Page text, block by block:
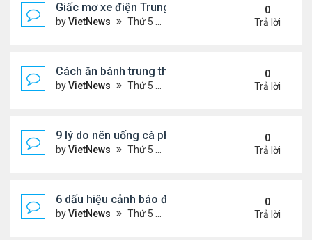
Giấc mơ xe điện Trung Quốc: Các hãng công
byVietNews Thứ 5 Tháng 8 18, 2022 5:28 pm
0
Trả lời
Cách ăn bánh trung thu không lo béo
byVietNews Thứ 5 Tháng 8 18, 2022 5:25 pm
0
Trả lời
9 lý do nên uống cà phê mỗi ngày
byVietNews Thứ 5 Tháng 8 18, 2022 5:11 pm
0
Trả lời
6 dấu hiệu cảnh báo đau tim ở phụ nữ cần lưu ý
byVietNews Thứ 5 Tháng 8 18, 2022 5:09 pm
0
Trả lời